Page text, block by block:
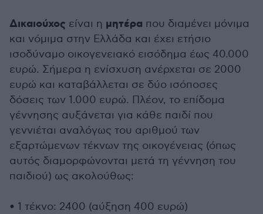
Δικαιούχος είναι η μητέρα που διαμένει μόνιμα
και νόμιμα στην Ελλάδα και έχει ετήσιο
ισοδύναμο οικογενειακό εισόδημα έως 40.000
ευρώ. Σήμερα η ενίσχυση ανέρχεται σε 2000
ευρώ και καταβάλλεται σε δύο ισόποσες
δόσεις των 1.000 ευρώ. Πλέον, το επίδομα
γέννησης αυξάνεται για κάθε παιδί που
γεννιέται αναλόγως του αριθμού των
εξαρτώμενων τέκνων της οικογένειας (όπως
αυτός διαμορφώνονται μετά τη γέννηση του
παιδιού) ως ακολούθως:
• 1 τέκνο: 2400 (αύξηση 400 ευρώ)